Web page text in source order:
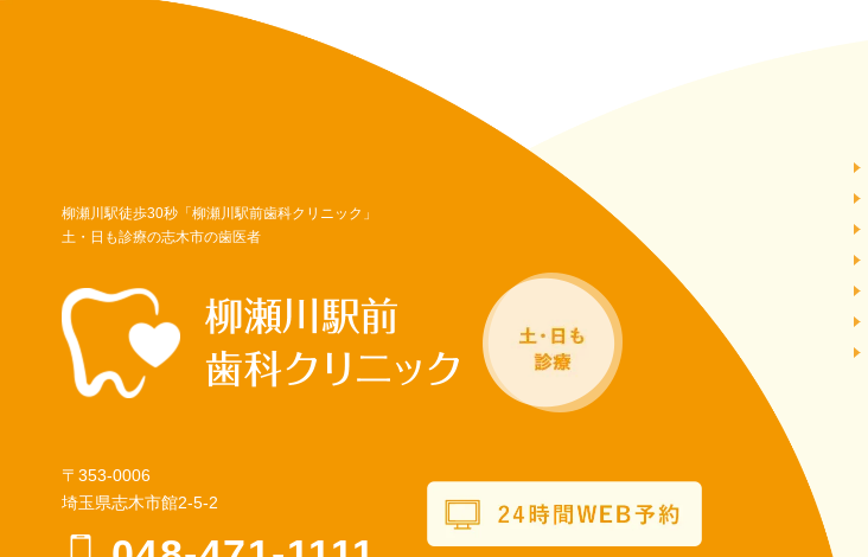
柳瀬川駅徒歩30秒「柳瀬川駅前歯科クリニック」
土・日も診療の志木市の歯医者
〒353-0006
埼玉県志木市館2-5-2